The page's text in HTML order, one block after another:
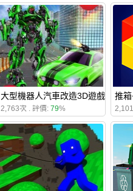
大型機器人汽車改造3D遊戲
2,763次 . 評價: 79%
推